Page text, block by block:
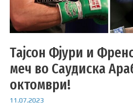
Тајсон Фјури и
меч во Саудиска
октомври!
11.07.2023